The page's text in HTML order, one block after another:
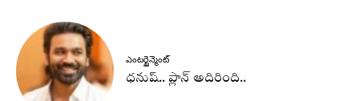
ఎంటర్టైన్మెంట్
ధనుష్‌.. ప్లాన్ అదిరింది..